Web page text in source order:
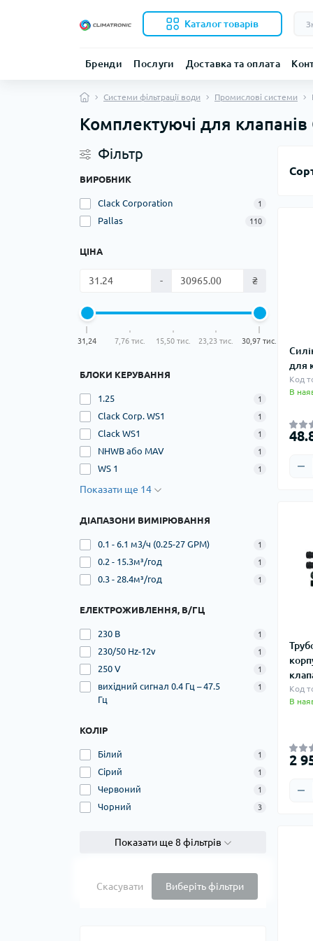
Каталог товарів
Бренди Послуги Доставка та оплата
Системи фільтрації води Промислові системи
Комплектуючі для клапанів
Фільтр
ВИРОБНИК
Clack Corporation 1
Pallas 110
ЦІНА
- ₴
31,24 7,76 тис. 15,50 тис. 23,23 тис. 30,97 тис.
БЛОКИ КЕРУВАННЯ
1.25 1
Clack Corp. WS1 1
Clack WS1 1
NHWB або MAV 1
WS 1 1
Показати ще 14
ДІАПАЗОНИ ВИМІРЮВАННЯ
0.1 - 6.1 м3/ч (0.25-27 GPM) 1
0.2 - 15.3м³/год 1
0.3 - 28.4м³/год 1
ЕЛЕКТРОЖИВЛЕННЯ, В/ГЦ
230 В 1
230/50 Hz-12v 1
250 V 1
вихідний сигнал 0.4 Гц – 47.5
Гц
1
КОЛІР
Білий 1
Сірий 1
Червоний 1
Чорний 3
Показати ще 8 фільтрів
Скасувати Виберіть фільтри
для
Код
В
Код
В
2